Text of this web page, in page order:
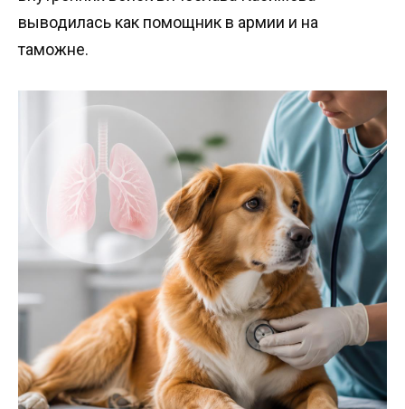
выводилась как помощник в армии и на
таможне.